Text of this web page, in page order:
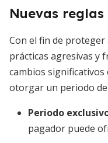
Nuevas reglas
Con el fin de
prácticas agresivas y
cambios significativos
otorgar un periodo
Periodo
pagador puede